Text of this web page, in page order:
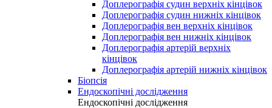
Доплерографія судин верхніх кінцівок
Доплерографія судин нижніх кінцівок
Доплерографія вен верхніх кінцівок
Доплерографія вен нижніх кінцівок
Доплерографія артерій верхніх
кінцівок
Доплерографія артерій нижніх кінцівок
Біопсія
Ендоскопічні дослідження
Ендоскопічні дослідження